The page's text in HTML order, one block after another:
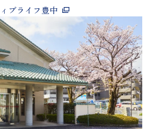
ブライフ豊中